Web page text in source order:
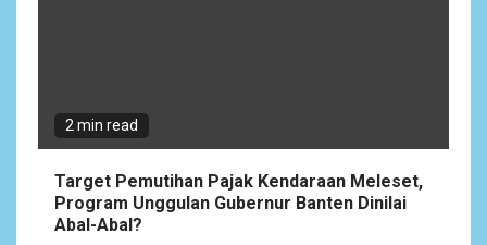
2 min read
Target Pemutihan Pajak Kendaraan Meleset,
Program Unggulan Gubernur Banten Dinilai
Abal-Abal?